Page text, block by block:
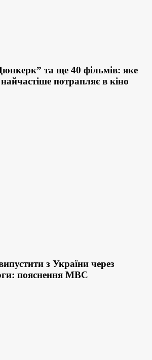
та ще 40 фільмів: яке
найчастіше потрапляє в кіно
з України через
пояснення МВС